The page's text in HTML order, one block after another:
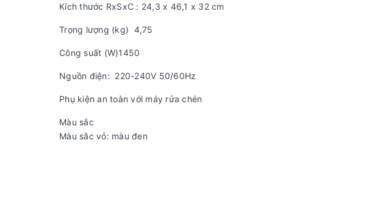
Kích thước RxSxC : 24,3 x 46,1 x 32 cm
Trọng lượng (kg) 4,75
Công suất (W)1450
Nguồn điện: 220-240V 50/60Hz
Phụ kiện an toàn với máy rửa chén
Màu sắc
Màu sắc vỏ: màu đen